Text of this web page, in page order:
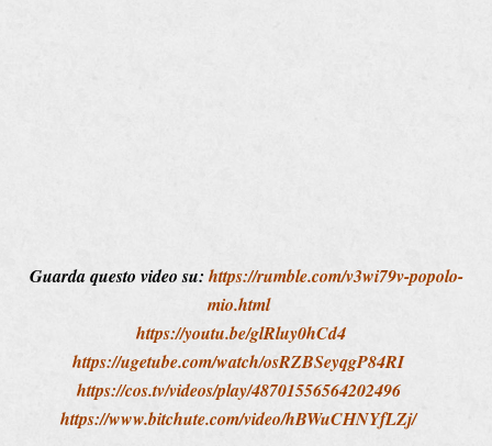
Guarda questo video su:https://rumble.com/v3wi79v-popolo-
mio.html
https://youtu.be/glRluy0hCd4
https://ugetube.com/watch/osRZBSeyqgP84RI
https://cos.tv/videos/play/48701556564202496
https://www.bitchute.com/video/hBWuCHNYfLZj/